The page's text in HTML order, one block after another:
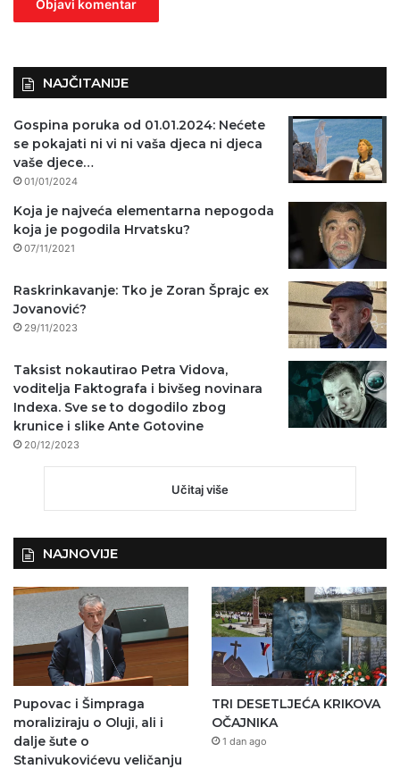
NAJČITANIJE
Gospina poruka od 01.01.2024: Nećete
se pokajati ni vi ni vaša djeca ni djeca
vaše djece…
01/01/2024
Koja je najveća elementarna nepogoda
koja je pogodila Hrvatsku?
07/11/2021
Raskrinkavanje: Tko je Zoran Šprajc ex
Jovanović?
29/11/2023
Taksist nokautirao Petra Vidova,
voditelja Faktografa i bivšeg novinara
Indexa. Sve se to dogodilo zbog
krunice i slike Ante Gotovine
20/12/2023
Učitaj više
NAJNOVIJE
Pupovac i Šimpraga
moraliziraju o Oluji, ali i
dalje šute o
Stanivukovićevu veličanju
TRI DESETLJEĆA KRIKOVA
OČAJNIKA
1 dan ago